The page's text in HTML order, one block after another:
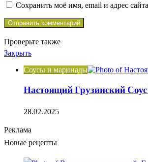
Сохранить моё имя, email и адрес
Проверьте также
Закрыть
Соусы и маринады
Настоящий Грузинский
28.02.2025
Реклама
Новые рецепты